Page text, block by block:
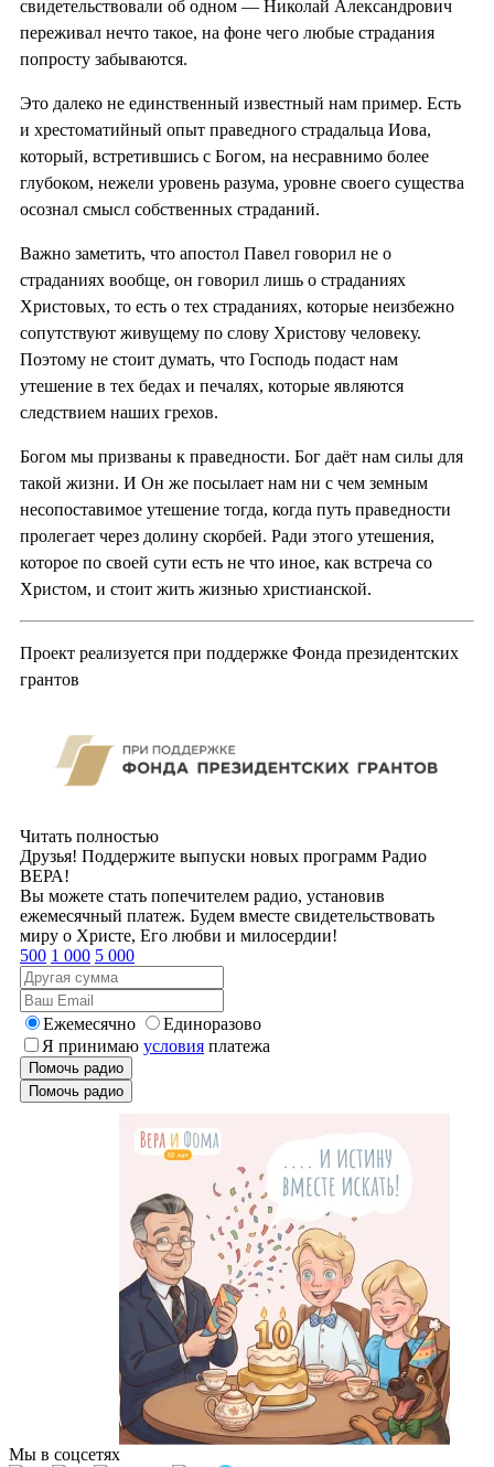
свидетельствовали об одном — Николай Александрович
переживал нечто такое, на фоне чего любые страдания
попросту забываются.
Это далеко не единственный известный нам пример. Есть
и хрестоматийный опыт праведного страдальца Иова,
который, встретившись с Богом, на несравнимо более
глубоком, нежели уровень разума, уровне своего существа
осознал смысл собственных страданий.
Важно заметить, что апостол Павел говорил не о
страданиях вообще, он говорил лишь о страданиях
Христовых, то есть о тех страданиях, которые неизбежно
сопутствуют живущему по слову Христову человеку.
Поэтому не стоит думать, что Господь подаст нам
утешение в тех бедах и печалях, которые являются
следствием наших грехов.
Богом мы призваны к праведности. Бог даёт нам силы для
такой жизни. И Он же посылает нам ни с чем земным
несопоставимое утешение тогда, когда путь праведности
пролегает через долину скорбей. Ради этого утешения,
которое по своей сути есть не что иное, как встреча со
Христом, и стоит жить жизнью христианской.
Проект реализуется при поддержке Фонда президентских
грантов
Читать полностью
Друзья! Поддержите выпуски новых программ Радио
ВЕРА!
Вы можете стать попечителем радио, установив
ежемесячный платеж. Будем вместе свидетельствовать
миру о Христе, Его любви и милосердии!
500 1 000 5 000
Ежемесячно
Единоразово
Я принимаю условия платежа
Помочь радио
Помочь радио
Мы в соцсетях